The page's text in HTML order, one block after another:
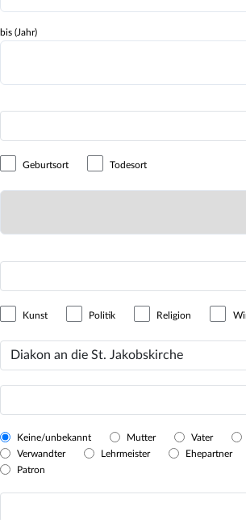
bis (Jahr)
Geburtsort Todesort
Kunst Politik Religion
Keine/unbekannt Mutter
Vater
Verwandter
Lehrmeister
Ehepartner
Patron